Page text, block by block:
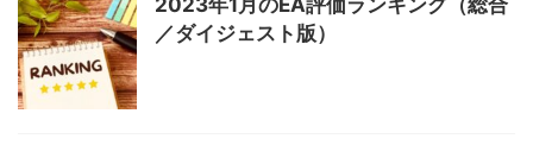
／ダイジェスト版）